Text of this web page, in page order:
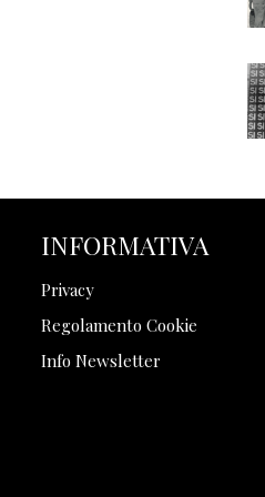
INFORMATIVA
Privacy
Regolamento Cookie
Info Newsletter